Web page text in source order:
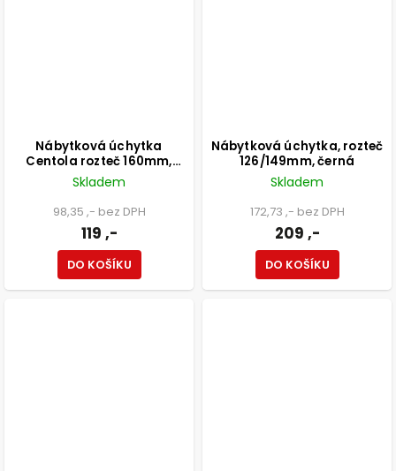
Nábytková úchytka
Centola rozteč 160mm,
aluminium, matná černá
Skladem
98,35 ,- bez DPH
119 ,-
DO KOŠÍKU
Nábytková úchytka, rozteč
126/149mm, černá
Skladem
172,73 ,- bez DPH
209 ,-
DO KOŠÍKU